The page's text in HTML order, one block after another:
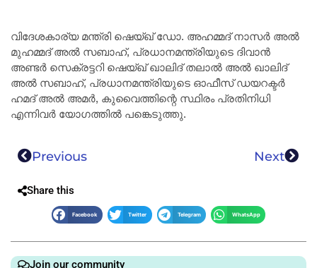
വിദേശകാര്യ മന്ത്രി ഷെയ്ഖ് ഡോ. അഹമ്മദ് നാസർ അൽ
മുഹമ്മദ് അൽ സബാഹ്, പ്രധാനമന്ത്രിയുടെ ദിവാൻ
അണ്ടർ സെക്രട്ടറി ഷെയ്ഖ് ഖാലിദ് തലാൽ അൽ ഖാലിദ്
അൽ സബാഹ്, പ്രധാനമന്ത്രിയുടെ ഓഫീസ് ഡയറക്ടർ
ഹമദ് അൽ അമർ, കുവൈത്തിന്റെ സ്ഥിരം പ്രതിനിധി
എന്നിവർ യോഗത്തിൽ പങ്കെടുത്തു.
Previous Next
Share this
Facebook Twitter Telegram WhatsApp
Join our community